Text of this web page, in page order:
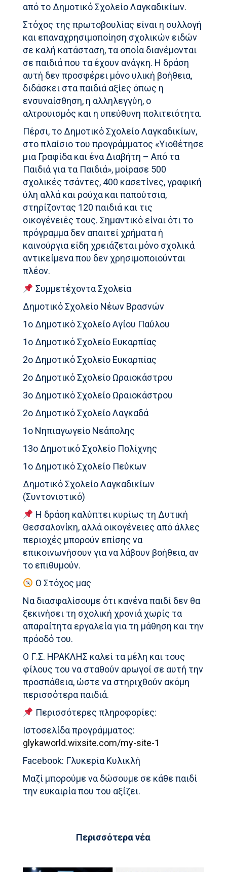
από το Δημοτικό Σχολείο Λαγκαδικίων.
Στόχος της πρωτοβουλίας είναι η συλλογή
και επαναχρησιμοποίηση σχολικών ειδών
σε καλή κατάσταση, τα οποία διανέμονται
σε παιδιά που τα έχουν ανάγκη. Η δράση
αυτή δεν προσφέρει μόνο υλική βοήθεια,
διδάσκει στα παιδιά αξίες όπως η
ενσυναίσθηση, η αλληλεγγύη, ο
αλτρουισμός και η υπεύθυνη πολιτειότητα.
Πέρσι, το Δημοτικό Σχολείο Λαγκαδικίων,
στο πλαίσιο του προγράμματος «Υιοθέτησε
μια Γραφίδα και ένα Διαβήτη – Από τα
Παιδιά για τα Παιδιά», μοίρασε 500
σχολικές τσάντες, 400 κασετίνες, γραφική
ύλη αλλά και ρούχα και παπούτσια,
στηρίζοντας 120 παιδιά και τις
οικογένειές τους. Σημαντικό είναι ότι το
πρόγραμμα δεν απαιτεί χρήματα ή
καινούργια είδη χρειάζεται μόνο σχολικά
αντικείμενα που δεν χρησιμοποιούνται
πλέον.
Συμμετέχοντα Σχολεία
Δημοτικό Σχολείο Νέων Βρασνών
1ο Δημοτικό Σχολείο Αγίου Παύλου
1ο Δημοτικό Σχολείο Ευκαρπίας
2ο Δημοτικό Σχολείο Ευκαρπίας
2ο Δημοτικό Σχολείο Ωραιοκάστρου
3ο Δημοτικό Σχολείο Ωραιοκάστρου
2ο Δημοτικό Σχολείο Λαγκαδά
1ο Νηπιαγωγείο Νεάπολης
13ο Δημοτικό Σχολείο Πολίχνης
1ο Δημοτικό Σχολείο Πεύκων
Δημοτικό Σχολείο Λαγκαδικίων
(Συντονιστικό)
Η δράση καλύπτει κυρίως τη Δυτική
Θεσσαλονίκη, αλλά οικογένειες από άλλες
περιοχές μπορούν επίσης να
επικοινωνήσουν για να λάβουν βοήθεια, αν
το επιθυμούν.
Ο Στόχος μας
Να διασφαλίσουμε ότι κανένα παιδί δεν θα
ξεκινήσει τη σχολική χρονιά χωρίς τα
απαραίτητα εργαλεία για τη μάθηση και την
πρόοδό του.
Ο Γ.Σ. ΗΡΑΚΛΗΣ καλεί τα μέλη και τους
φίλους του να σταθούν αρωγοί σε αυτή την
προσπάθεια, ώστε να στηριχθούν ακόμη
περισσότερα παιδιά.
Περισσότερες πληροφορίες:
Ιστοσελίδα προγράμματος:
glykaworld.wixsite.com/my-site-1
Facebook: Γλυκερία Κυλικλή
Μαζί μπορούμε να δώσουμε σε κάθε παιδί
την ευκαιρία που του αξίζει.
Περισσότερα νέα